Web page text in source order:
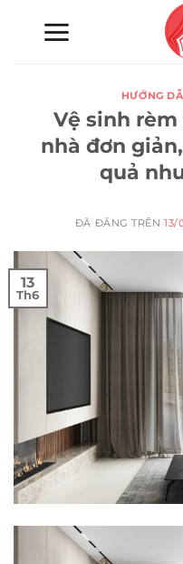
HƯỚNG
Vệ sinh
nhà đơn
quả
ĐÃ ĐĂNG TRÊN13/
13
Th6